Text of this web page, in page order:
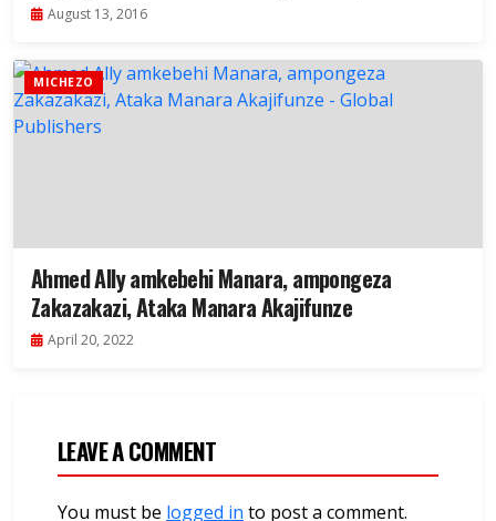
August 13, 2016
MICHEZO
Ahmed Ally amkebehi Manara, ampongeza
Zakazakazi, Ataka Manara Akajifunze
April 20, 2022
LEAVE A COMMENT
You must be logged in to post a comment.